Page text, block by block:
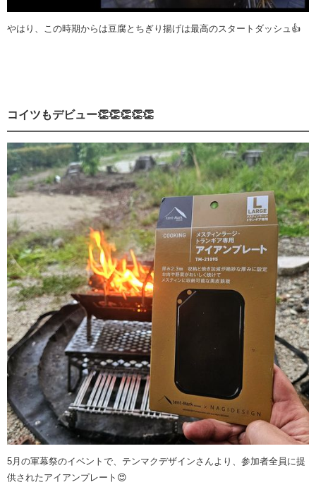
やはり、この時期からは豆腐とちぎり揚げは最高のスタートダッシュ👍
コイツもデビュー👏👏👏👏👏
5月の軍幕祭のイベントで、テンマクデザインさんより、参加者全員に提
供されたアイアンプレート😍